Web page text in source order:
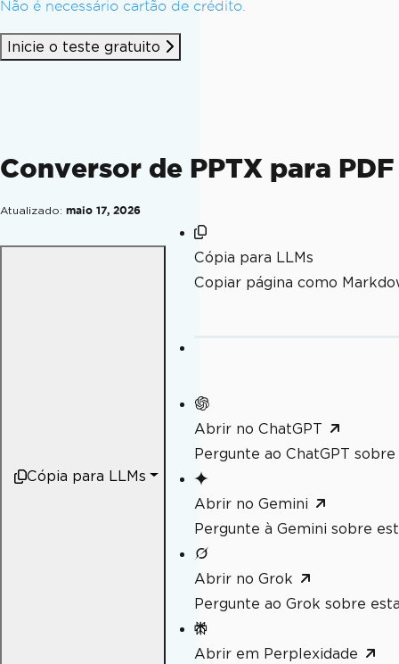
Não é necessário cartão de crédito.
Inicie o teste gratuito
Conversor de PPTX para PDF
Atualizado: maio 17, 2026
Cópia para LLMs
Cópia para LLMs
Copiar página como
Abrir no ChatGPT
Pergunte ao ChatGPT sobre
Abrir no Gemini
Pergunte à Gemini sobre
Abrir no Grok
Pergunte ao Grok sobre
Abrir em Perplexidade